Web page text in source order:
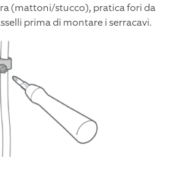
(mattoni/stucco), pratica fori da
prima di montare i serracavi.